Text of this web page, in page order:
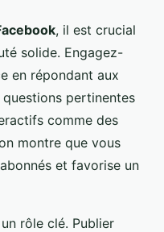
, il est crucial
solide. Engagez-
en répondant aux
pertinentes
comme des
montre que vous
et favorise un
rôle clé. Publier